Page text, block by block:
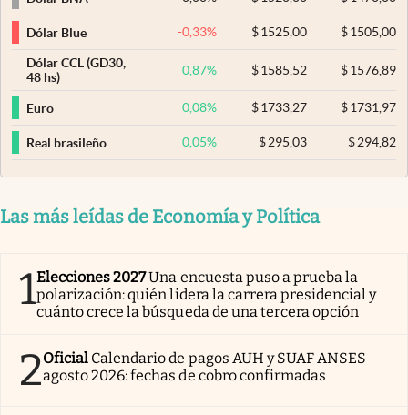
Dólar Blue -0,33% $ 1525,00 $1505,00
Dólar CCL (GD30,
48 hs)
0,87% $ 1585,52 $1576,89
Euro 0,08% $ 1733,27 $1731,97
Real brasileño 0,05% $295,03 $294,82
Las más leídas de Economía y Política
1Elecciones 2027Una encuesta puso a prueba la
polarización: quién lidera la carrera presidencial y
cuánto crece la búsqueda de una tercera opción
2Oficial Calendario de pagos AUH y SUAF ANSES
agosto 2026: fechas de cobro confirmadas